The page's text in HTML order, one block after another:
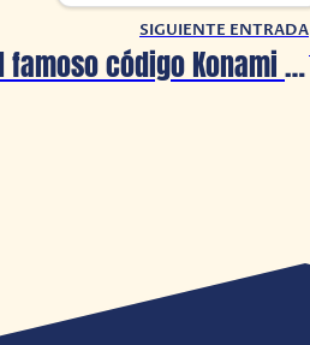
SIGUIENTE ENTRADA
El famoso código Konami cumple 35 años de existencia